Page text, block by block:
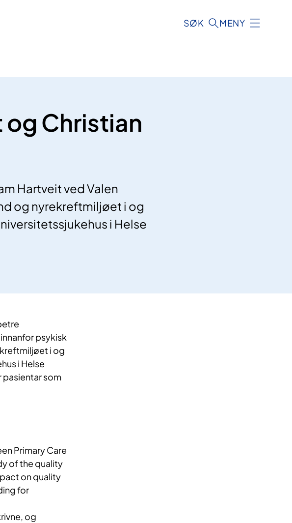
SØK MENY
og Christian
Hartveit ved Valen
og nyrekreftmiljøet i og
i Helse
psykisk
i og
i Helse
som
Primary Care
of the quality
on quality
for
og